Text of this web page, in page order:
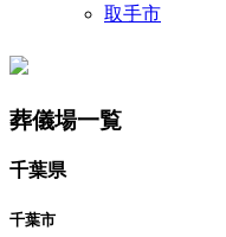
取手市
葬儀場一覧
千葉県
千葉市